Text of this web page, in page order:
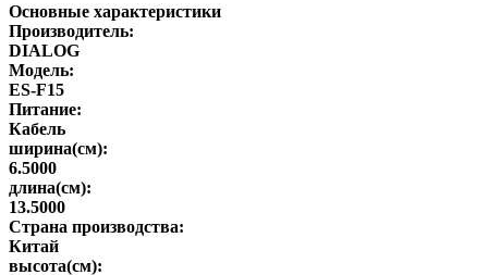
Основные характеристики
Производитель:
DIALOG
Модель:
ES-F15
Питание:
Кабель
ширина(см):
6.5000
длина(см):
13.5000
Страна производства:
Китай
высота(см):